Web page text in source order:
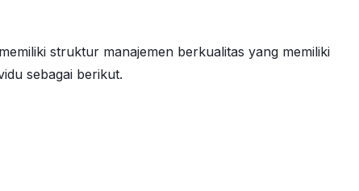
struktur manajemen berkualitas yang memiliki
sebagai berikut.